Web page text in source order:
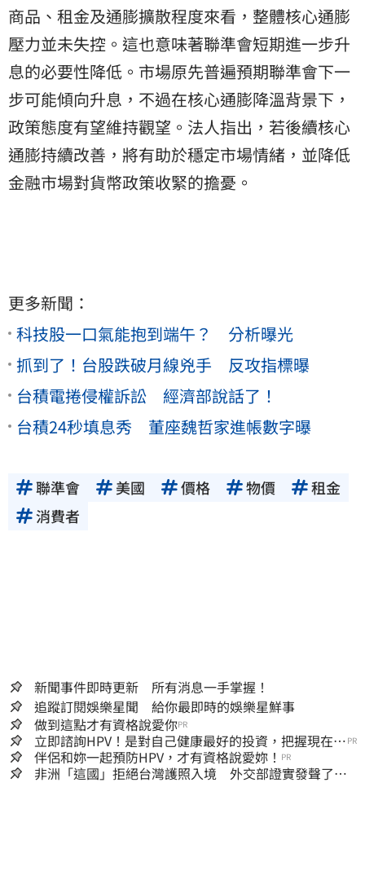
商品、租金及通膨擴散程度來看，整體核心通膨
壓力並未失控。這也意味著聯準會短期進一步升
息的必要性降低。市場原先普遍預期聯準會下一
步可能傾向升息，不過在核心通膨降溫背景下，
政策態度有望維持觀望。法人指出，若後續核心
通膨持續改善，將有助於穩定市場情緒，並降低
金融市場對貨幣政策收緊的擔憂。
更多新聞：
科技股一口氣能抱到端午？ 分析曝光
抓到了！台股跌破月線兇手 反攻指標曝
台積電捲侵權訴訟 經濟部說話了！
台積24秒填息秀 董座魏哲家進帳數字曝
聯準會 美國 價格 物價
租金
消費者
新聞事件即時更新 所有消息一手掌握！
追蹤訂閱娛樂星聞 給你最即時的娛樂星鮮事
做到這點才有資格說愛你PR
立即諮詢HPV！是對自己健康最好的投資，把握現在不
嫌晚！
PR
伴侶和妳一起預防HPV，才有資格說愛妳！ PR
非洲「這國」拒絕台灣護照入境 外交部證實發聲了：